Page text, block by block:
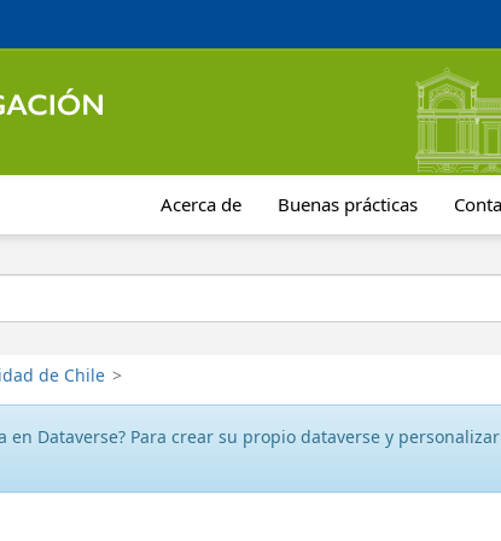
Acerca de Buenas prácticas
de Chile >
en Dataverse? Para crear su propio dataverse y